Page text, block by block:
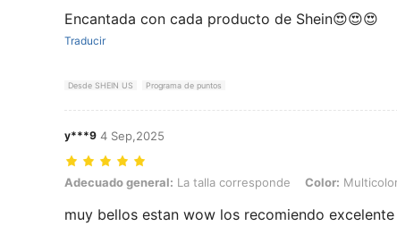
Encantada con cada producto de Shein😍😍😍
Traducir
Desde SHEIN US Programa de puntos
y***9 4 Sep,2025
Adecuado general: La talla corresponde, Color: Multicolor, Talla: L
Adecuado general: La talla corresponde Color:
muy bellos estan wow los recomiendo excelente